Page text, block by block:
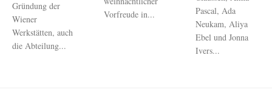
Gründung der
Wiener
Werkstätten, auch
die Abteilung...
Vorfreude in...
Pascal, Ada
Neukam, Aliya
Ebel und Jonna
Ivers...